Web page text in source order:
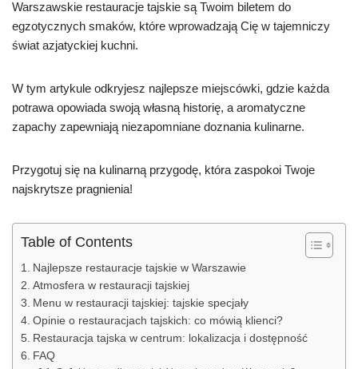
Warszawskie restauracje tajskie są Twoim biletem do
egzotycznych smaków, które wprowadzają Cię w tajemniczy
świat azjatyckiej kuchni.
W tym artykule odkryjesz najlepsze miejscówki, gdzie każda
potrawa opowiada swoją własną historię, a aromatyczne
zapachy zapewniają niezapomniane doznania kulinarne.
Przygotuj się na kulinarną przygodę, która zaspokoi Twoje
najskrytsze pragnienia!
Table of Contents
Najlepsze restauracje tajskie w Warszawie
Atmosfera w restauracji tajskiej
Menu w restauracji tajskiej: tajskie specjały
Opinie o restauracjach tajskich: co mówią klienci?
Restauracja tajska w centrum: lokalizacja i dostępność
FAQ